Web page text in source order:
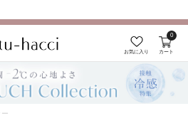
ぐ使えるポイントプレゼント！
お気に入り カート
0